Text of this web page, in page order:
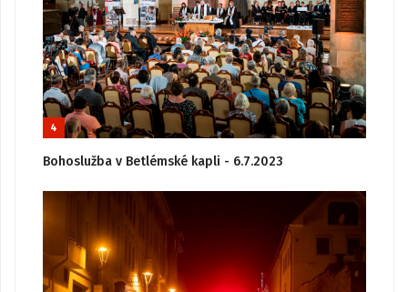
4
Bohoslužba v Betlémské kapli - 6.7.2023